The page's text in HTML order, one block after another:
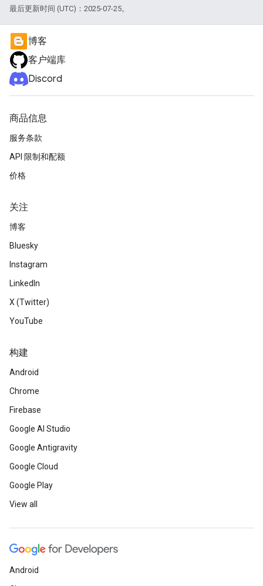
最后更新时间 (UTC)：2025-07-25。
博客
客户端库
Discord
商品信息
服务条款
API 限制和配额
价格
关注
博客
Bluesky
Instagram
LinkedIn
X (Twitter)
YouTube
构建
Android
Chrome
Firebase
Google AI Studio
Google Antigravity
Google Cloud
Google Play
View all
Android